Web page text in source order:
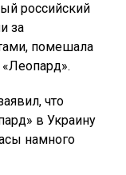
российский
за
помешала
что
в Украину
намного